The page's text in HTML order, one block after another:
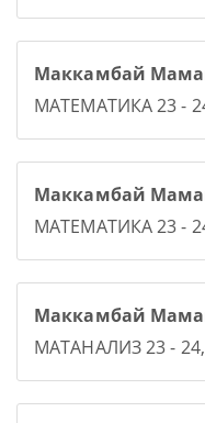
Маккамбай
МАТЕМАТИКА 23 -
Маккамбай
МАТЕМАТИКА 23 -
Маккамбай
МАТАНАЛИЗ 23 - 24,